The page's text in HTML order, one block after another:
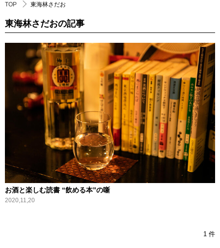
TOP 東海林さだお
東海林さだおの記事
お酒と楽しむ読書 “飲める本”の噺
2020,11,20
1 件